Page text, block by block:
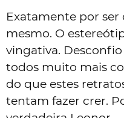
Exatamente por ser
mesmo. O
vingativa.
todos muito mais
do que estes
tentam fazer crer.